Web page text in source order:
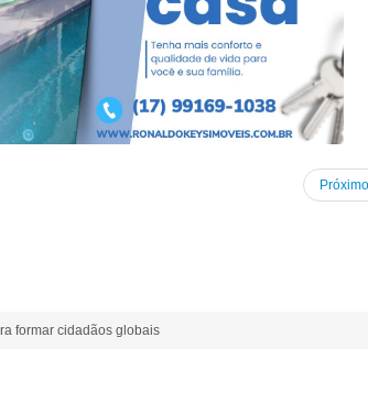
Próximo
formar cidadãos globais